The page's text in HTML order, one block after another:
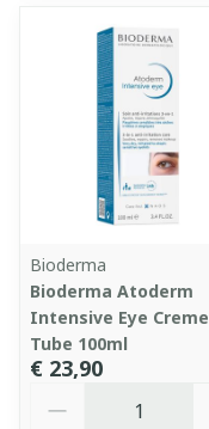
Bioderma
Bioderma Atoderm
Intensive Eye Creme
Tube 100ml
€ 23,90